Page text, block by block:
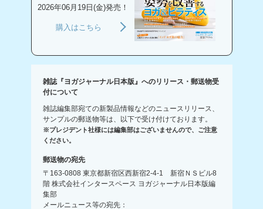
2026年06月19日(金)発売！
購入はこちら
雑誌『ヨガジャーナル日本版』へのリリース・郵送物受
付について
雑誌編集部宛ての新製品情報などのニュースリリース、
サンプルの郵送物等は、以下で受け付けております。
※プレジデント社様には編集部はございませんので、ご注意
ください。
郵送物の宛先
〒163-0808 東京都新宿区西新宿2-4-1 新宿ＮＳビル8
階 株式会社インタースペース ヨガジャーナル日本版編
集部
メールニュース等の宛先：